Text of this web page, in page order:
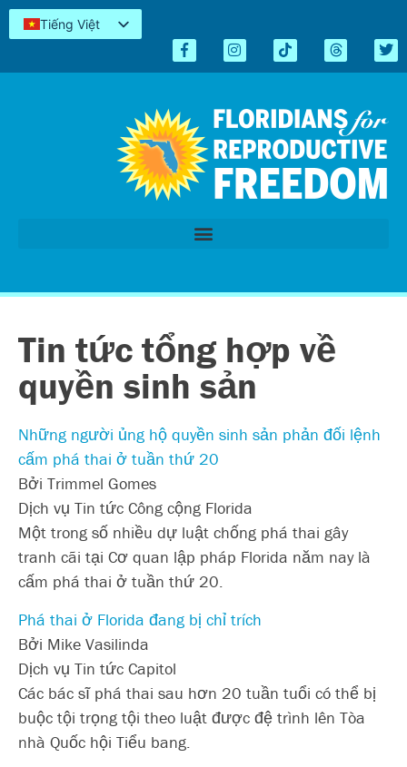
Tiếng Việt
Español
Tin tức tổng hợp về
quyền sinh sản
Những người ủng hộ quyền sinh sản phản đối lệnh
cấm phá thai ở tuần thứ 20
Bởi Trimmel Gomes
Dịch vụ Tin tức Công cộng Florida
Một trong số nhiều dự luật chống phá thai gây
tranh cãi tại Cơ quan lập pháp Florida năm nay là
cấm phá thai ở tuần thứ 20.
Phá thai ở Florida đang bị chỉ trích
Bởi Mike Vasilinda
Dịch vụ Tin tức Capitol
Các bác sĩ phá thai sau hơn 20 tuần tuổi có thể bị
buộc tội trọng tội theo luật được đệ trình lên Tòa
nhà Quốc hội Tiểu bang.